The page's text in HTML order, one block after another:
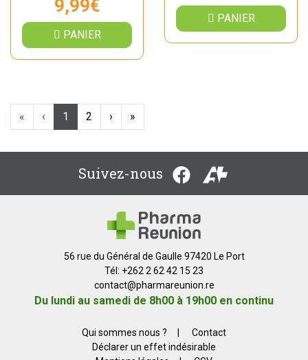
9,99€
PANIER
PANIER
« ‹ 1 2 › »
Suivez-nous
56 rue du Général de Gaulle 97420 Le Port
Tél: +262 2 62 42 15 23
contact@pharmareunion.re
Du lundi au samedi de 8h00 à 19h00 en continu
Qui sommes nous ?
Contact
Déclarer un effet indésirable